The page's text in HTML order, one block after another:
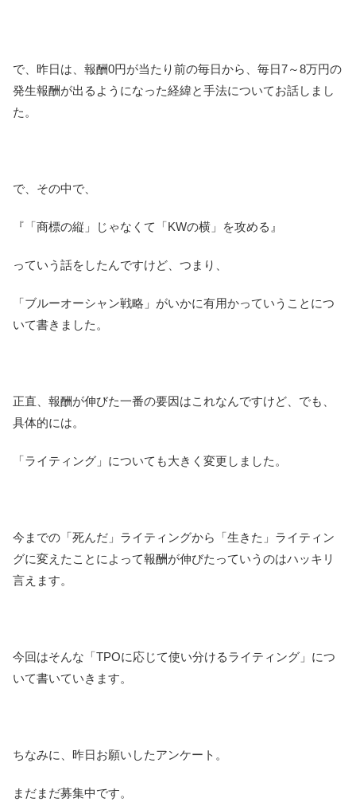
で、昨日は、報酬0円が当たり前の毎日から、毎日7～8万円の
発生報酬が出るようになった経緯と手法についてお話しまし
た。
で、その中で、
『「商標の縦」じゃなくて「KWの横」を攻める』
っていう話をしたんですけど、つまり、
「ブルーオーシャン戦略」がいかに有用かっていうことにつ
いて書きました。
正直、報酬が伸びた一番の要因はこれなんですけど、でも、
具体的には。
「ライティング」についても大きく変更しました。
今までの「死んだ」ライティングから「生きた」ライティン
グに変えたことによって報酬が伸びたっていうのはハッキリ
言えます。
今回はそんな「TPOに応じて使い分けるライティング」につ
いて書いていきます。
ちなみに、昨日お願いしたアンケート。
まだまだ募集中です。